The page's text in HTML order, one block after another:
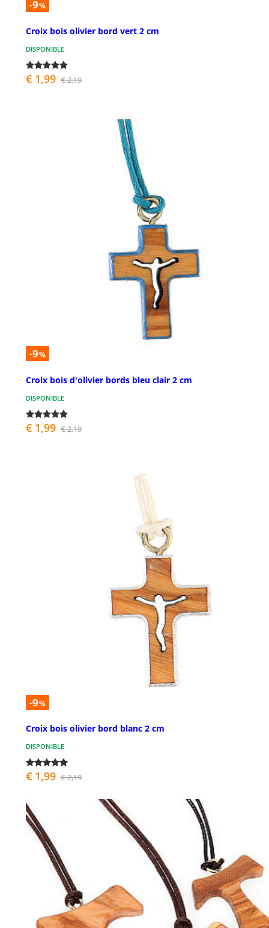
-9%
Croix bois olivier bord vert 2 cm
DISPONIBLE
€ 1,99 € 2,19
-9%
Croix bois d'olivier bords bleu clair 2 cm
DISPONIBLE
€ 1,99 € 2,19
-9%
Croix bois olivier bord blanc 2 cm
DISPONIBLE
€ 1,99 € 2,19